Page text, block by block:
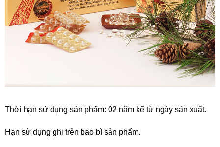
Thời hạn sử dụng sản phẩm: 02 năm kể từ ngày sản xuất.
Hạn sử dụng ghi trên bao bì sản phẩm.